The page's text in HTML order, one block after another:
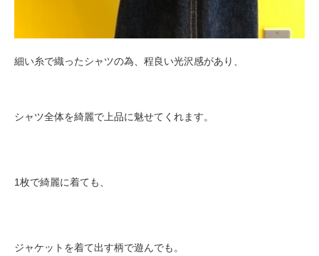
細い糸で織ったシャツの為、程良い光沢感があり、
シャツ全体を綺麗で上品に魅せてくれます。
1枚で綺麗に着ても、
ジャケットを着て出す柄で遊んでも。